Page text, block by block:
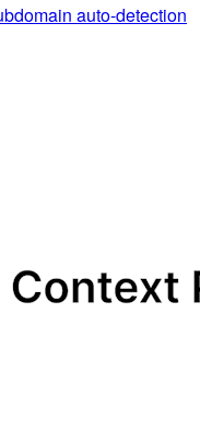
auto-detection